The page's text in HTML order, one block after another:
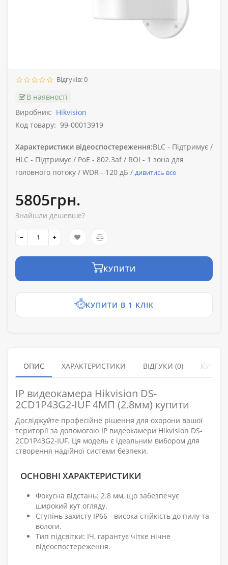
Відгуків: 0
В наявності
Виробник: Hikvision
Код товару: 99-00013919
Характеристики відеоспостереження:BLC - Підтримує /
HLC - Підтримує / PoE - 802.3af / ROI - 1 зона для
головного потоку / WDR - 120 дБ / дивитись все
5805грн.
Знайшли дешевше?
КУПИТИ
КУПИТИ В 1 КЛІК
ОПИС ХАРАКТЕРИСТИКИ ВІДГУКИ (0)
IP видеокамера Hikvision DS-
2CD1P43G2-IUF 4МП (2.8мм) купити
Досліджуйте професійне рішення для охорони вашої
території за допомогою IP видеокамери Hikvision DS-
2CD1P43G2-IUF. Ця модель є ідеальним вибором для
створення надійної системи безпеки.
ОСНОВНІ ХАРАКТЕРИСТИКИ
Фокусна відстань: 2.8 мм, що забезпечує
широкий кут огляду.
Ступінь захисту IP66 - висока стійкість до пилу та
вологи.
Тип підсвітки: ІЧ, гарантує чітке нічне
відеоспостереження.